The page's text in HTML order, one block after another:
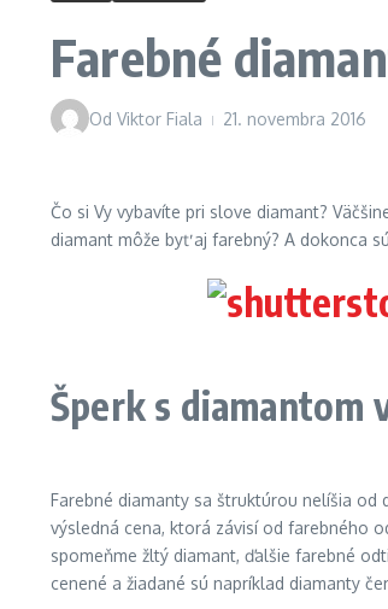
Farebné
Od Viktor Fiala 21. novembra 2016
Čo si Vy vybavíte pri slove diamant?
diamant môže byť aj farebný? A dokonca
Šperk s diamantom
Farebné diamanty sa štruktúrou nelíšia od
výsledná cena, ktorá závisí od farebného
spomeňme žltý diamant, ďalšie farebné
cenené a žiadané sú napríklad diamanty